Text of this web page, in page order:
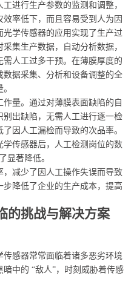
进行生产参数的监测和调整，
率低下，而且容易受到人为因
学传感器的应用实现了生产过
集生产数据，自动分析数据，
人工过多干预。在薄膜厚度的
据采集、分析和设备调整的全
量。通过对薄膜表面缺陷的自
出缺陷，无需人工进行逐一检
因人工漏检而导致的次品率。
传感器后，人工检测岗位的数
显著降低。
，减少了因人工操作失误而导致
降低了企业的生产成本，提高
的挑战与解决方案
感器常常面临着诸多恶劣环境
中的 “敌人”，时刻威胁着传感